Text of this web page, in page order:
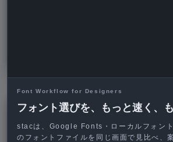
店舗情報はシンプルなデザ
Font Workflow for Designers
フォント選びを、もっと速く、
stacは、Google Fonts・ローカルフォン
のフォントファイルを同じ画面で見比べ、